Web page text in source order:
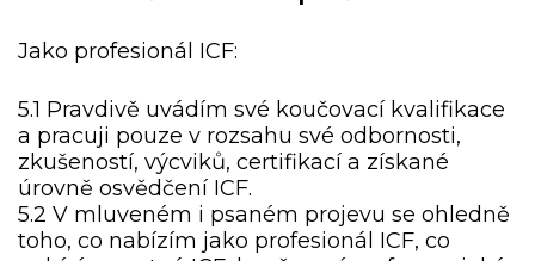
Jako profesionál ICF:
5.1 Pravdivě uvádím své koučovací kvalifikace
a pracuji pouze v rozsahu své odbornosti,
zkušeností, výcviků, certifikací a získané
úrovně osvědčení ICF.
5.2 V mluveném i psaném projevu se ohledně
toho, co nabízím jako profesionál ICF, co